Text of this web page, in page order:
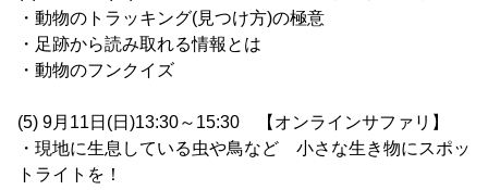
・動物のトラッキング(見つけ方)の極意
・足跡から読み取れる情報とは
・動物のフンクイズ
(5) 9月11日(日)13:30～15:30 【オンラインサファリ】
・現地に生息している虫や鳥など 小さな生き物にスポッ
トライトを！